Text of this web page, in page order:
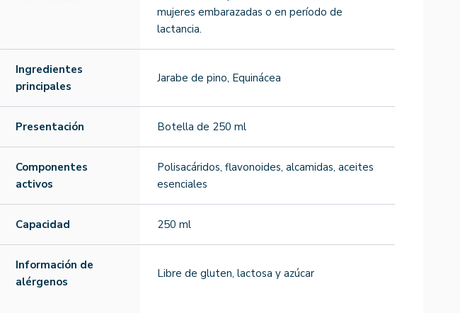
mujeres embarazadas o en período de
lactancia.
Ingredientes
principales
Jarabe de pino, Equinácea
Presentación Botella de 250 ml
Componentes
activos
Polisacáridos, flavonoides, alcamidas, aceites
esenciales
Capacidad 250 ml
Información de
alérgenos
Libre de gluten, lactosa y azúcar